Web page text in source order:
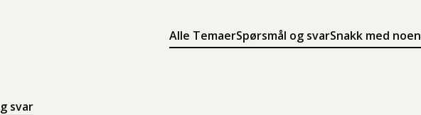
Alle TemaerSpørsmål og svarSnakk med noen
Søk
Meny
svar